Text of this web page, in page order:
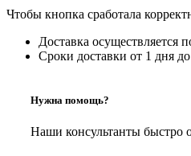
Чтобы кнопка сработала
Доставка осуществляется
Сроки доставки от 1 дня
Нужна помощь?
Наши консультанты быстро